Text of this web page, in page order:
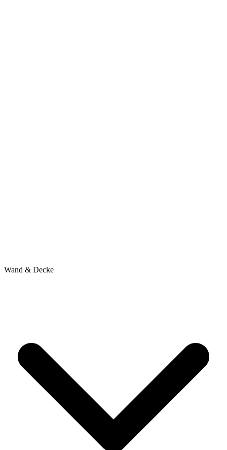
Wand & Decke